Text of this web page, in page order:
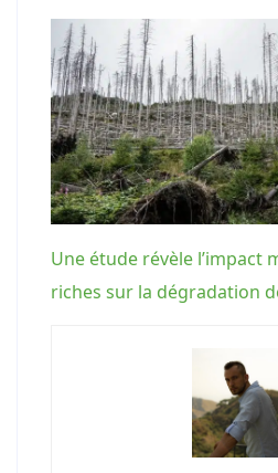
Une étude révèle l’impact
riches sur la dégradation